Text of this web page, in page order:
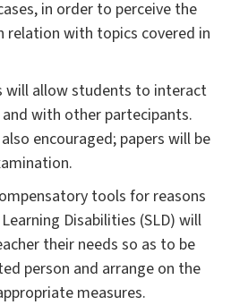
in order to perceive the
relation with topics covered in
will allow students to interact
with other partecipants.
encouraged; papers will be
tools for reasons
Disabilities (SLD) will
their needs so as to be
person and arrange on the
measures.